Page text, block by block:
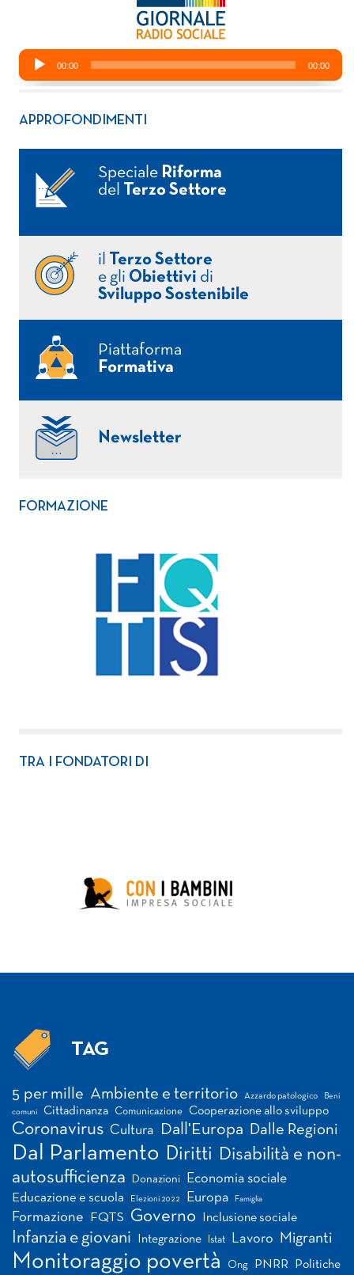
APPROFONDIMENTI
Speciale Riforma
del
Terzo Settore
il
Terzo Settore
e gli Obiettivi di
Sviluppo Sostenibile
Piattaforma
Formativa
Newsletter
FORMAZIONE
TRA I FONDATORI DI
TAG
5 per mille Ambiente e territorio Azzardo patologico Beni
comuni Cittadinanza Comunicazione Cooperazione allo sviluppo
Coronavirus Cultura Dall'Europa Dalle Regioni
Dal Parlamento Diritti
Disabilità e non-
autosufficienza
Donazioni Economia sociale
Educazione e scuola Elezioni 2022 Europa Famiglia
Formazione FQTS Governo Inclusione sociale
Infanzia e giovani Integrazione Istat Lavoro Migranti
Monitoraggio povertà Ong PNRR Politiche